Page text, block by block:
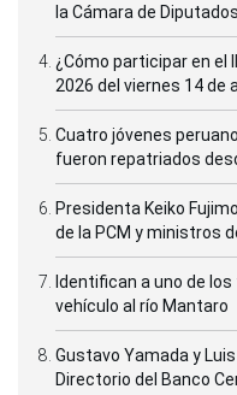
la Cámara de Diputados
¿Cómo participar en el
2026 del viernes 14 de
Cuatro jóvenes
fueron repatriados
Presidenta Keiko
de la PCM y ministros
Identifican a uno de
vehículo al río Mantaro
Gustavo Yamada y
Directorio del Banco